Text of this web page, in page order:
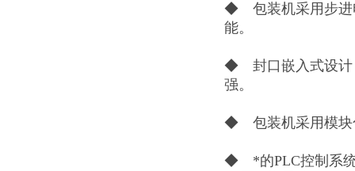
◆ 包装机采用步进
能。
◆ 封口嵌入式设计
强。
◆ 包装机采用模块
◆ *的PLC控制系统